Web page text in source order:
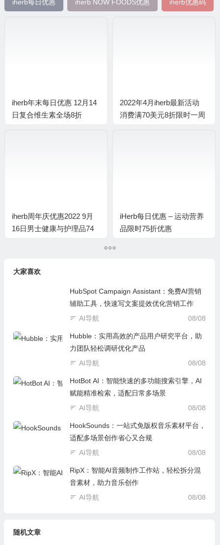
iherb每日优惠 iherb NOW FOODS优惠 iherb优惠码
iherb年末每日优惠 12月14
日复合维生素全场8折
2022年4月iherb最新活动
消费满70美元8折限时一周
iherb周年庆优惠2022 9月
16日男士健康与护理品74
iHerb每日优惠 – 运动营养
品限时75折优惠
大家喜欢
HubSpot Campaign Assistant：免费AI营销
辅助工具，快速写文案提效优化营销工作
08/08
AI导航
Hubble：实用高效的产品用户研究平台，助
力团队轻松调研优化产品
08/08
AI导航
HotBot AI：智能快速的多功能搜索引擎，AI
赋能精准检索，适配日常多场景
08/08
AI导航
HookSounds：一站式免版权音乐素材平台，
适配多场景创作省心又合规
08/08
AI导航
RipX：智能AI音频制作工作站，轻松拆分混
音素材，助力音乐创作
08/08
AI导航
随机文章